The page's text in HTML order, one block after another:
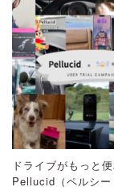
ドライブがもっと便
Pellucid（ペルシー